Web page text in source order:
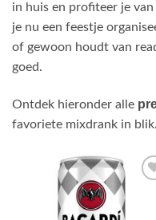
in huis en profiteer je
je nu een feestje
of gewoon houdt van
goed.
Ontdek hieronder alle
favoriete mixdrank in blik.